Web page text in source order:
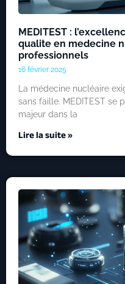
MEDITEST :
qualite en medecine
professionnels
16 février 2025
La médecine nucléaire
sans faille. MEDITEST se
majeur dans la
Lire la suite »